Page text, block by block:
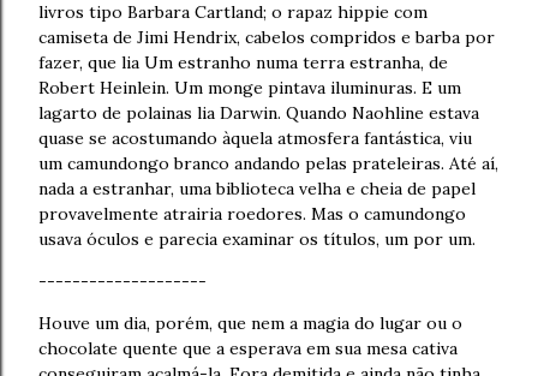
livros tipo Barbara Cartland; o rapaz hippie com
camiseta de Jimi Hendrix, cabelos compridos e barba por
fazer, que lia Um estranho numa terra estranha, de
Robert Heinlein. Um monge pintava iluminuras. E um
lagarto de polainas lia Darwin. Quando Naohline estava
quase se acostumando àquela atmosfera fantástica, viu
um camundongo branco andando pelas prateleiras. Até aí,
nada a estranhar, uma biblioteca velha e cheia de papel
provavelmente atrairia roedores. Mas o camundongo
usava óculos e parecia examinar os títulos, um por um.
--------------------
Houve um dia, porém, que nem a magia do lugar ou o
chocolate quente que a esperava em sua mesa cativa